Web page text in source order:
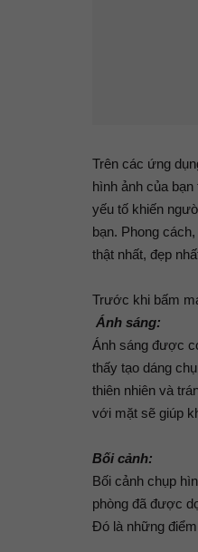
Trên các ứng
hình ảnh của
yếu tố khiến
bạn. Phong
thật nhất, đẹp
Trước khi bấm
Ánh sáng:
Ánh sáng được
thấy tạo dáng
thiên nhiên và
với mặt sẽ giúp
Bối cảnh:
Bối cảnh chụp
phòng đã được
Đó là những